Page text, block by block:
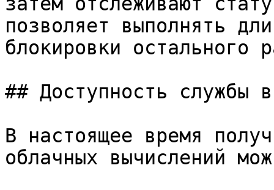
позволяет выполнять
блокировки остального
## Доступность службы
В настоящее время
облачных вычислений